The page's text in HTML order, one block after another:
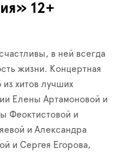
12+
в ней всегда
жизни. Концертная
хитов лучших
Елены Артамоновой и
Феоктистовой и
и Александра
и Сергея Егорова,